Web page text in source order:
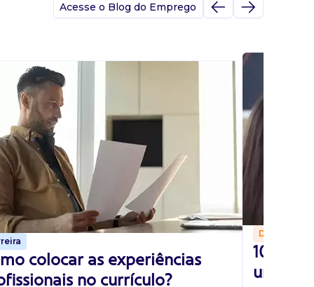
Acesse o Blog do Emprego
colocar as experiências
no currículo?
Dicas
10
uma